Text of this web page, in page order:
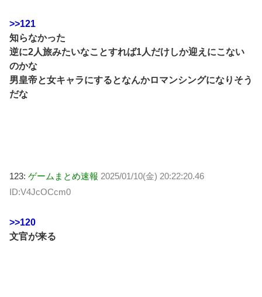
>>121
知らなかった
逆に2人旅みたいなことすれば1人だけしか迎えにこない
のかな
男皇帝と女キャラにするとなんかロマンシングになりそう
だな
123: ゲームまとめ速報 2025/01/10(金) 20:22:20.46
ID:V4JcOCcm0
>>120
文官が来る